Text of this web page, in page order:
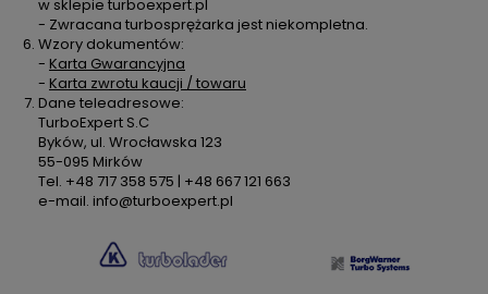
w sklepie turboexpert.pl
- Zwracana turbosprężarka jest niekompletna.
Wzory dokumentów:
- Karta Gwarancyjna
- Karta zwrotu kaucji / towaru
Dane teleadresowe:
TurboExpert S.C
Byków, ul. Wrocławska 123
55-095 Mirków
Tel. +48 717 358 575 | +48 667 121 663
e-mail. info@turboexpert.pl